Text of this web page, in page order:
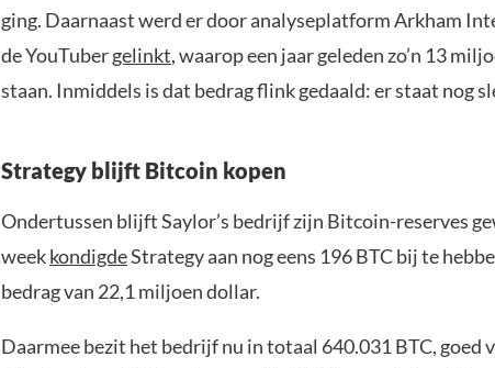
ging. Daarnaast werd er door analyseplatform Arkham
de YouTubergelinkt, waarop een jaar geleden zo’n 13
staan. Inmiddels is dat bedrag flink gedaald: er staat nog
Strategy blijft Bitcoin kopen
Ondertussen blijft Saylor’s bedrijf zijn Bitcoin-reserves
weekkondigdeStrategy aan nog eens 196 BTC bij te
bedrag van 22,1 miljoen dollar.
Daarmee bezit het bedrijf nu in totaal 640.031 BTC, goed